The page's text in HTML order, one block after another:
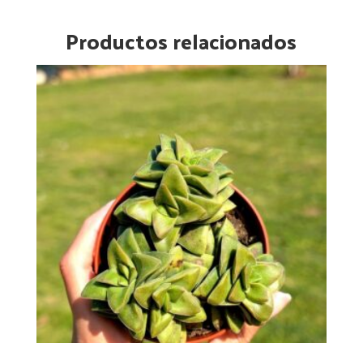
Productos relacionados